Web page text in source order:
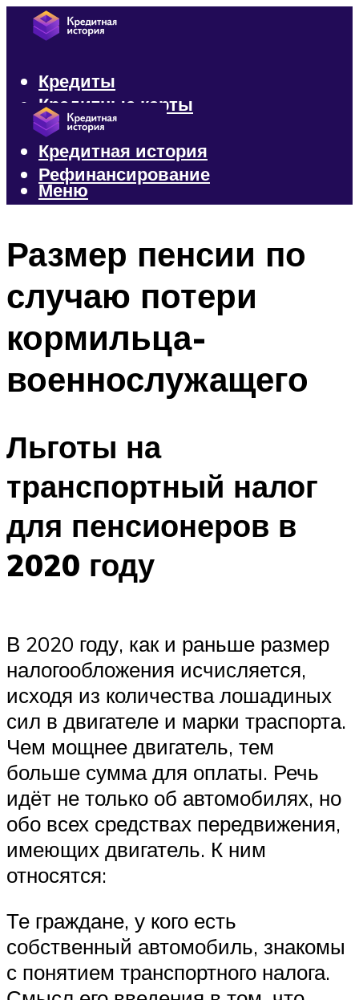
Кредиты
Кредитные карты
Микрозаймы
Кредитная история
Рефинансирование
Меню
Размер пенсии по
случаю потери
кормильца-
военнослужащего
Льготы на
транспортный налог
для пенсионеров в
2020 году
В 2020 году, как и раньше размер
налогообложения исчисляется,
исходя из количества лошадиных
сил в двигателе и марки траспорта.
Чем мощнее двигатель, тем
больше сумма для оплаты. Речь
идёт не только об автомобилях, но
обо всех средствах передвижения,
имеющих двигатель. К ним
относятся:
Те граждане, у кого есть
собственный автомобиль, знакомы
с понятием транспортного налога.